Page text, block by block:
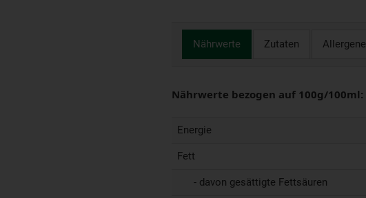
Nährwerte Zutaten Allergene
Nährwerte bezogen auf 100g/100ml:
Energie
Fett
- davon gesättigte Fettsäuren